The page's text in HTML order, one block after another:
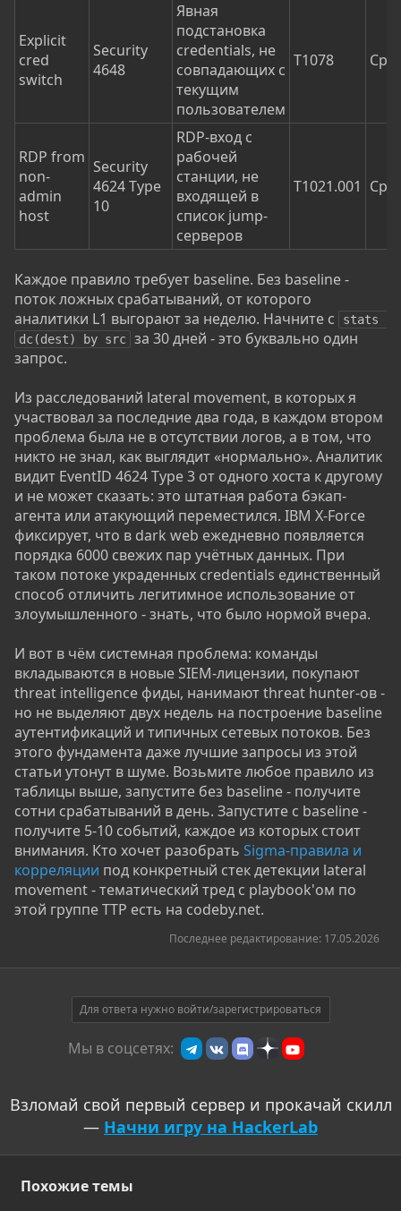
Explicit
cred
switch
Security
4648
Явная
подстановка
credentials, не
совпадающих с
текущим
пользователем
T1078
RDP from
non-
admin
host
Security
4624 Type
10
RDP-вход с
рабочей
станции, не
входящей в
список jump-
серверов
T1021.001
Каждое правило требует baseline. Без baseline -
поток ложных срабатываний, от которого
аналитики L1 выгорают за неделю. Начните с
stats
dc(dest) by src за 30 дней - это буквально один
запрос.
Из расследований lateral movement, в которых я
участвовал за последние два года, в каждом втором
проблема была не в отсутствии логов, а в том, что
никто не знал, как выглядит «нормально». Аналитик
видит EventID 4624 Type 3 от одного хоста к другому
и не может сказать: это штатная работа бэкап-
агента или атакующий переместился. IBM X-Force
фиксирует, что в dark web ежедневно появляется
порядка 6000 свежих пар учётных данных. При
таком потоке украденных credentials единственный
способ отличить легитимное использование от
злоумышленного - знать, что было нормой вчера.
И вот в чём системная проблема: команды
вкладываются в новые SIEM-лицензии, покупают
threat intelligence фиды, нанимают threat hunter-ов -
но не выделяют двух недель на построение baseline
аутентификаций и типичных сетевых потоков. Без
этого фундамента даже лучшие запросы из этой
статьи утонут в шуме. Возьмите любое правило из
таблицы выше, запустите без baseline - получите
сотни срабатываний в день. Запустите с baseline -
получите 5-10 событий, каждое из которых стоит
внимания. Кто хочет разобрать Sigma-правила и
корреляции под конкретный стек детекции lateral
movement - тематический тред с playbook'ом по
этой группе TTP есть на codeby.net.
Последнее редактирование: 17.05.2026
Для ответа нужно войти/зарегистрироваться
Мы в соцсетях:
Взломай свой первый сервер и прокачай скилл
— Начни игру на HackerLab
Похожие темы